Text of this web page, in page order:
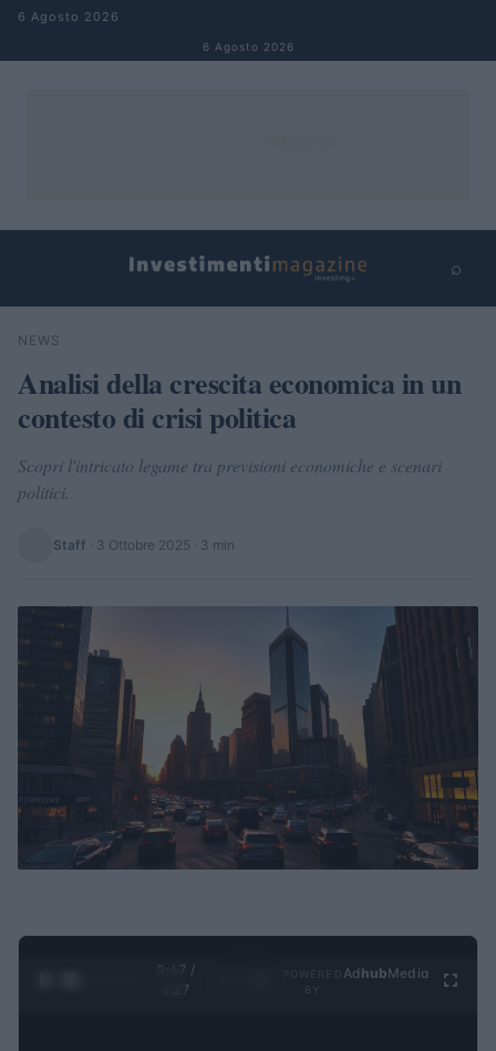
Salta al contenuto
6 Agosto 2026
6 Agosto 2026
⌕
Cerca
NEWS
Analisi della crescita economica in un
contesto di crisi politica
Scopri l'intricato legame tra previsioni economiche e scenari
politici.
Staff · 3 Ottobre 2025 · 3 min
0:48 /
4:27
Ad hubMedia